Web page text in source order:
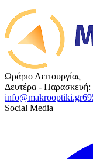
Ωράριο Λειτουργίας
Δευτέρα -
info@makrooptiki.gr
Social Media